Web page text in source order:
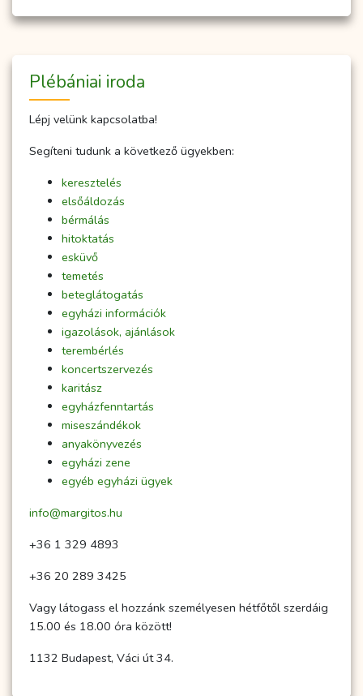
Plébániai iroda
Lépj velünk kapcsolatba!
Segíteni tudunk a következő ügyekben:
keresztelés
elsőáldozás
bérmálás
hitoktatás
esküvő
temetés
beteglátogatás
egyházi információk
igazolások, ajánlások
terembérlés
koncertszervezés
karitász
egyházfenntartás
miseszándékok
anyakönyvezés
egyházi zene
egyéb egyházi ügyek
info@margitos.hu
+36 1 329 4893
+36 20 289 3425
Vagy látogass el hozzánk személyesen hétfőtől szerdáig
15.00 és 18.00 óra között!
1132 Budapest, Váci út 34.